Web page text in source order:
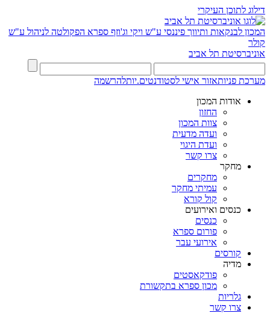
דילוג לתוכן העיקרי
המכון לבנקאות ותיווך פיננסי ע"ש ויקי וג'וזף ספרא הפקולטה לניהול ע"ש
קולר
אוניברסיטת תל אביב
מערכת פניותאזור אישי לסטודנטים.יותלהרשמה
אודות המכון
החזון
צוות המכון
ועדה מדעית
ועדת היגוי
צרו קשר
מחקר
מחקרים
עמיתי מחקר
קול קורא
כנסים ואירועים
כנסים
פורום ספרא
אירועי עבר
קורסים
מדיה
פודקאסטים
מכון ספרא בתקשורת
גלריות
צרו קשר